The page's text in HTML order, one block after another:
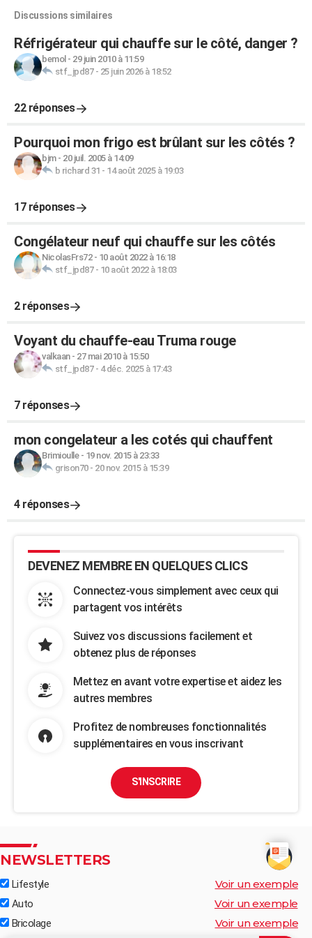
Discussions similaires
Réfrigérateur qui chauffe sur le côté, danger ?
bemol - 29 juin 2010 à 11:59
stf_jpd87- 25 juin 2026 à 18:52
22 réponses
Pourquoi mon frigo est brûlant sur les côtés ?
bjm- 20 juil. 2005 à 14:09
b richard 31 - 14 août 2025 à 19:03
17 réponses
Congélateur neuf qui chauffe sur les côtés
NicolasFrs72- 10 août 2022 à 16:18
stf_jpd87- 10 août 2022 à 18:03
2 réponses
Voyant du chauffe-eau Truma rouge
valkaan- 27 mai 2010 à 15:50
stf_jpd87- 4 déc. 2025 à 17:43
7 réponses
mon congelateur a les cotés qui chauffent
Brimioulle- 19 nov. 2015 à 23:33
grison70- 20 nov. 2015 à 15:39
4 réponses
DEVENEZ MEMBRE EN QUELQUES CLICS
Connectez-vous simplement avec ceux qui
partagent vos intérêts
Suivez vos discussions facilement et
obtenez plus de réponses
Mettez en avant votre expertise et aidez les
autres membres
Profitez de nombreuses fonctionnalités
supplémentaires en vous inscrivant
S'INSCRIRE
NEWSLETTERS
Lifestyle Voir un exemple
Auto Voir un exemple
Bricolage Voir un exemple